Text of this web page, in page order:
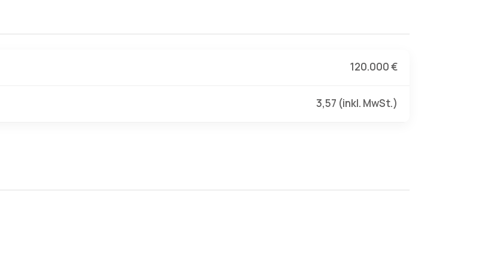
120.000 €
3,57 (inkl. MwSt.)